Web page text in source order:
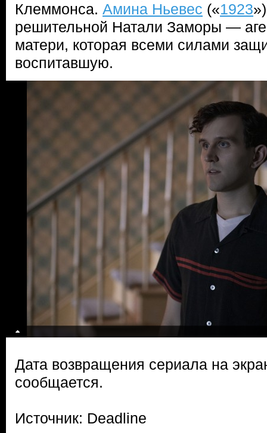
Клеммонса. Амина Ньевес («1923
решительной Натали Заморы —
матери, которая всеми силами
воспитавшую.
Дата возвращения сериала на
сообщается.
Источник: Deadline